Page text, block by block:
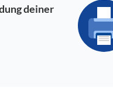
deiner